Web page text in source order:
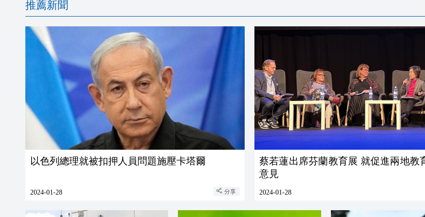
推薦新聞
以色列總理就被扣押人員問題施壓卡塔爾
2024-01-28 分享
蔡若蓮出席芬蘭教育展 就促進兩地教
意見
2024-01-28